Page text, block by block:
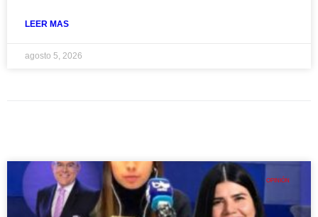
LEER MAS
agosto 5, 2026
OPINIÓN